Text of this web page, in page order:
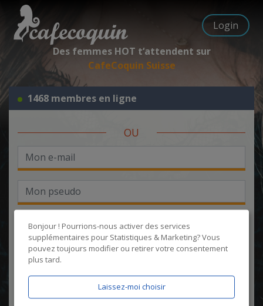
Login
Des femmes HOT t‘attendent sur
CafeCoquin Suisse
1468 membres en ligne
OU
J'accepte lesCGUet lapolitique de protection des données
certifie être âgé de plus de 18 ans
Bonjour ! Pourrions-nous activer des services
supplémentaires pour Statistiques & Marketing? Vous
pouvez toujours modifier ou retirer votre consentement
plus tard.
Laissez-moi choisir